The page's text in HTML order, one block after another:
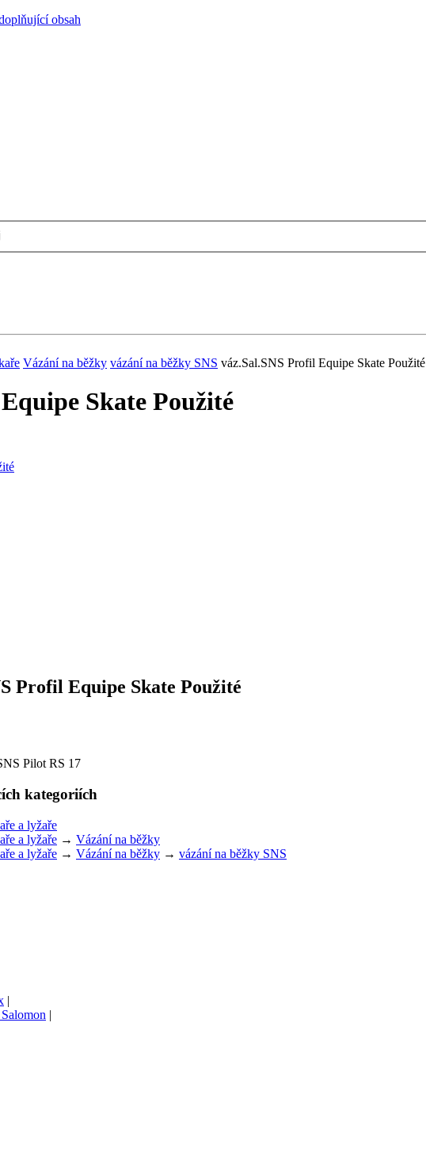
obsah
Vázání na běžky vázání na běžky SNS váz.Sal.SNS Profil Equipe Skate Použité
Skate Použité
Profil Equipe Skate Použité
Pilot RS 17
kategoriích
a lyžaře
a lyžaře → Vázání na běžky
a lyžaře → Vázání na běžky → vázání na běžky SNS
|
|